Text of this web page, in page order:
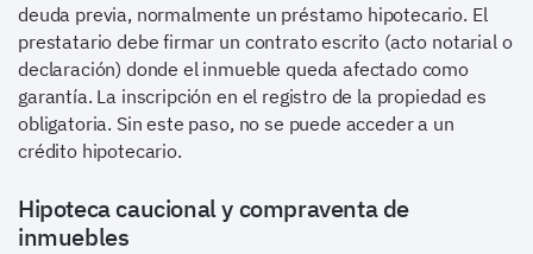
deuda previa, normalmente un préstamo hipotecario. El
prestatario debe firmar un contrato escrito (acto notarial o
declaración) donde el inmueble queda afectado como
garantía. La inscripción en el registro de la propiedad es
obligatoria. Sin este paso, no se puede acceder a un
crédito hipotecario.
Hipoteca caucional y compraventa de
inmuebles